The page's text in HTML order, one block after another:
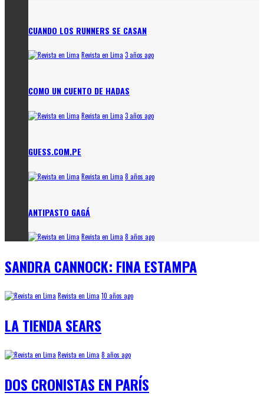
CUANDO LOS RUNNERS SE CASAN
Revista en Lima 3 años ago
COMO UN CUENTO DE HADAS
Revista en Lima 3 años ago
GUESS.COM.PE
Revista en Lima 8 años ago
ANTIPASTO GAGÁ
Revista en Lima 8 años ago
SANDRA CANNOCK: FINA ESTAMPA
Revista en Lima 10 años ago
LA TIENDA SEARS
Revista en Lima 8 años ago
DOS CRONISTAS EN PARÍS